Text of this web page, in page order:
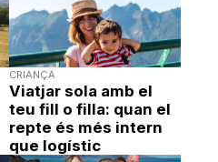
CRIANÇA
Viatjar sola amb el
teu fill o filla: quan el
repte és més intern
que logístic